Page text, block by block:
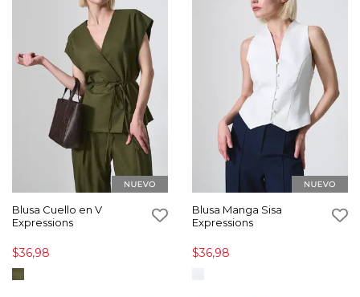
Blusa Cuello en V
Expressions
$36,98
Blusa Manga Sisa
Expressions
$36,98